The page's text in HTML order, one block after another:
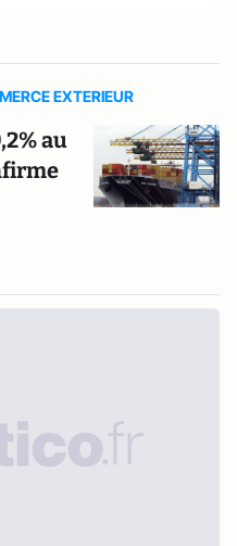
EXTERIEUR
au